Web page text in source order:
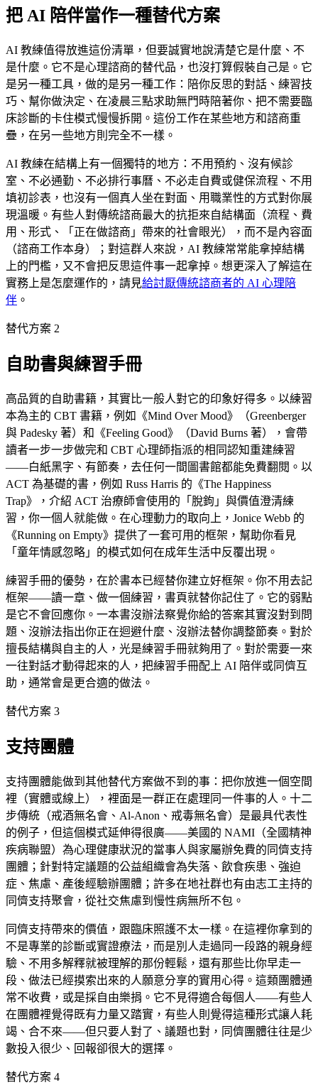
把 AI 陪伴當作一種替代方案
AI 教練值得放進這份清單，但要誠實地說清楚它是什麼、不
是什麼。它不是心理諮商的替代品，也沒打算假裝自己是。它
是另一種工具，做的是另一種工作：陪你反思的對話、練習技
巧、幫你做決定、在凌晨三點求助無門時陪著你、把不需要臨
床診斷的卡住模式慢慢拆開。這份工作在某些地方和諮商重
疊，在另一些地方則完全不一樣。
AI 教練在結構上有一個獨特的地方：不用預約、沒有候診
室、不必通勤、不必排行事曆、不必走自費或健保流程、不用
填初診表，也沒有一個真人坐在對面、用職業性的方式對你展
現溫暖。有些人對傳統諮商最大的抗拒來自結構面（流程、費
用、形式、「正在做諮商」帶來的社會眼光），而不是內容面
（諮商工作本身）；對這群人來說，AI 教練常常能拿掉結構
上的門檻，又不會把反思這件事一起拿掉。想更深入了解這在
實務上是怎麼運作的，請見給討厭傳統諮商者的 AI 心理陪
伴 。
替代方案 2
自助書與練習手冊
高品質的自助書籍，其實比一般人對它的印象好得多。以練習
本為主的 CBT 書籍，例如《Mind Over Mood》（Greenberger
與 Padesky 著）和《Feeling Good》（David Burns 著），會帶
讀者一步一步做完和 CBT 心理師指派的相同認知重建練習
——白紙黑字、有節奏，去任何一間圖書館都能免費翻閱。以
ACT 為基礎的書，例如 Russ Harris 的《The Happiness
Trap》，介紹 ACT 治療師會使用的「脫鉤」與價值澄清練
習，你一個人就能做。在心理動力的取向上，Jonice Webb 的
《Running on Empty》提供了一套可用的框架，幫助你看見
「童年情感忽略」的模式如何在成年生活中反覆出現。
練習手冊的優勢，在於書本已經替你建立好框架。你不用去記
框架——讀一章、做一個練習，書頁就替你記住了。它的弱點
是它不會回應你。一本書沒辦法察覺你給的答案其實沒對到問
題、沒辦法指出你正在迴避什麼、沒辦法替你調整節奏。對於
擅長結構與自主的人，光是練習手冊就夠用了。對於需要一來
一往對話才動得起來的人，把練習手冊配上 AI 陪伴或同儕互
助，通常會是更合適的做法。
替代方案 3
支持團體
支持團體能做到其他替代方案做不到的事：把你放進一個空間
裡（實體或線上），裡面是一群正在處理同一件事的人。十二
步傳統（戒酒無名會、Al-Anon、戒毒無名會）是最具代表性
的例子，但這個模式延伸得很廣——美國的 NAMI（全國精神
疾病聯盟）為心理健康狀況的當事人與家屬辦免費的同儕支持
團體；針對特定議題的公益組織會為失落、飲食疾患、強迫
症、焦慮、產後經驗辦團體；許多在地社群也有由志工主持的
同儕支持聚會，從社交焦慮到慢性病無所不包。
同儕支持帶來的價值，跟臨床照護不太一樣。在這裡你拿到的
不是專業的診斷或實證療法，而是別人走過同一段路的親身經
驗、不用多解釋就被理解的那份輕鬆，還有那些比你早走一
段、做法已經摸索出來的人願意分享的實用心得。這類團體通
常不收費，或是採自由樂捐。它不見得適合每個人——有些人
在團體裡覺得既有力量又踏實，有些人則覺得這種形式讓人耗
竭、合不來——但只要人對了、議題也對，同儕團體往往是少
數投入很少、回報卻很大的選擇。
替代方案 4